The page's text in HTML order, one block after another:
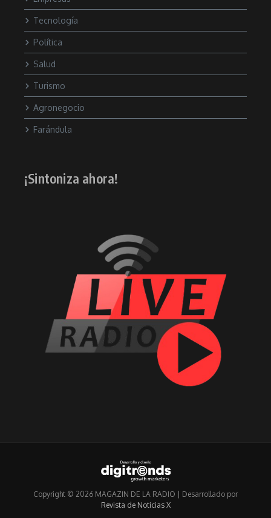
Tecnología
Política
Salud
Turismo
Agronegocio
Farándula
¡Sintoniza ahora!
Copyright © 2026 MAGAZIN DE LA RADIO | Desarrollado por
Revista de Noticias X